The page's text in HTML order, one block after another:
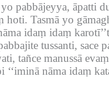
pabbājeyya, āpatti
hoti. Tasmā yo
idaṃ idaṃ
tussanti, sace
tañce manussā
nāma idaṃ